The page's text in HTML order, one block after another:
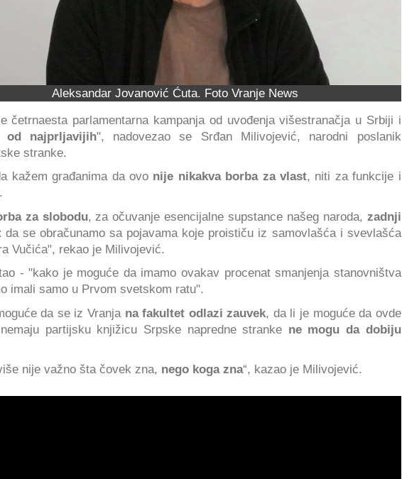
Aleksandar Jovanović Ćuta. Foto Vranje News
četrnaesta parlamentarna kampanja od uvođenja višestranačja u Srbiji i
od najprljavijih", nadovezao se Srđan Milivojević, narodni poslanik
stranke.
kažem građanima da ovo nije nikakva borba za vlast, niti za funkcije i
za slobodu, za očuvanje esencijalne supstance našeg naroda, zadnji
da se obračunamo sa pojavama koje proističu iz samovlašća i svevlašća
Vučića", rekao je Milivojević.
- "kako je moguće da imamo ovakav procenat smanjenja stanovništva
imali samo u Prvom svetskom ratu".
da se iz Vranja na fakultet odlazi zauvek, da li je moguće da ovde
partijsku knjižicu Srpske napredne stranke ne mogu da dobiju
nije važno šta čovek zna, nego koga zna“, kazao je Milivojević.